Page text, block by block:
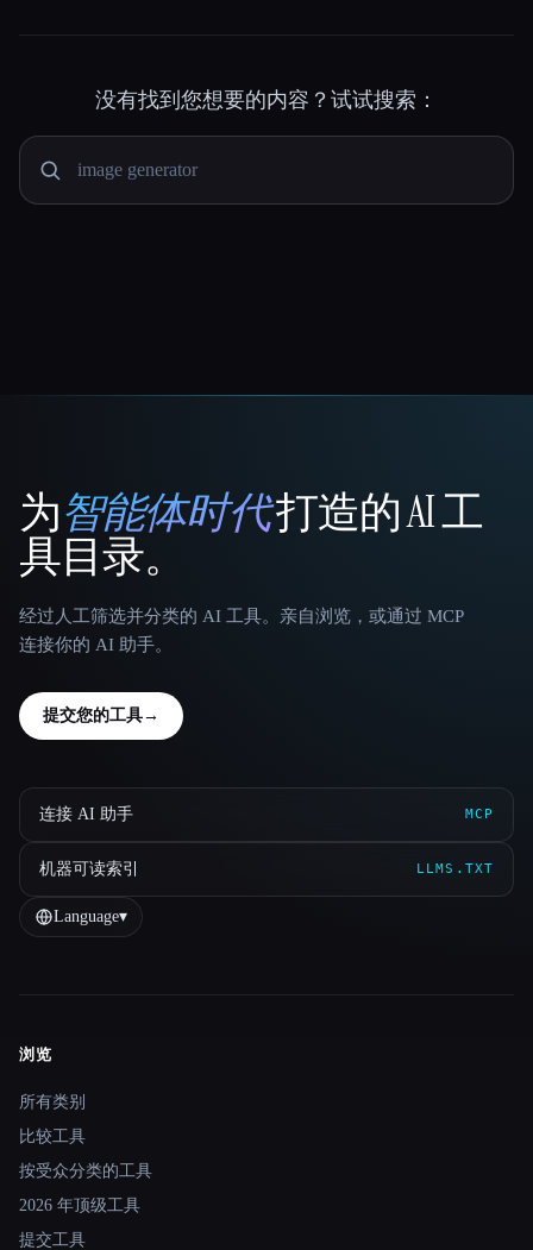
没有找到您想要的内容？试试搜索：
That AI Collection
为智能体时代打造的 AI 工
具目录。
经过人工筛选并分类的 AI 工具。亲自浏览，或通过 MCP
连接你的 AI 助手。
提交您的工具→
连接 AI 助手 MCP
机器可读索引 LLMS.TXT
Language▾
Site navigation
浏览
所有类别
比较工具
按受众分类的工具
2026 年顶级工具
提交工具